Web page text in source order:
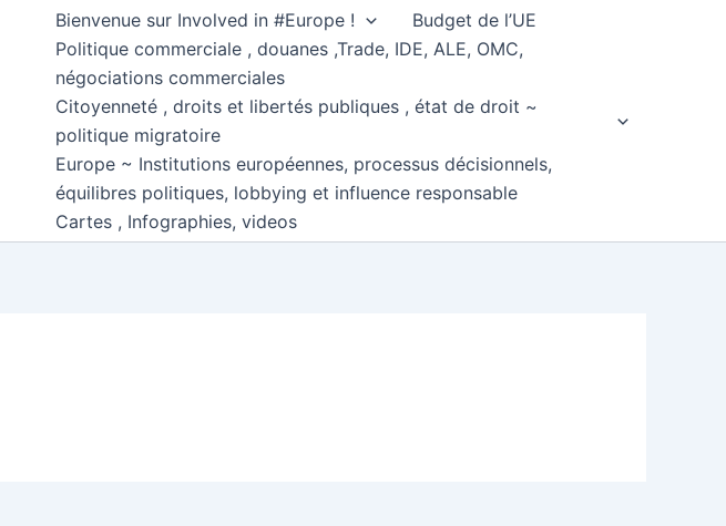
Bienvenue sur Involved in #Europe !
Budget de l’UE
Politique commerciale , douanes ,Trade, IDE, ALE, OMC,
négociations commerciales
Citoyenneté , droits et libertés publiques , état de droit ~
politique migratoire
Europe ~ Institutions européennes, processus décisionnels,
équilibres politiques, lobbying et influence responsable
Cartes , Infographies, videos